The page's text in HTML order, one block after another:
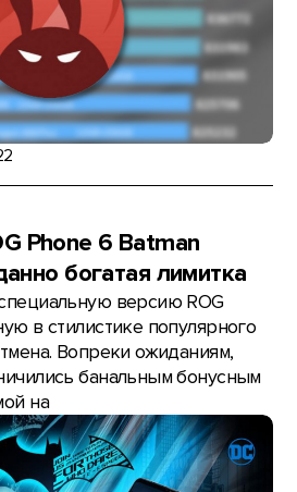
Phone 6 Batman
богатая лимитка
версию ROG
в стилистике популярного
Вопреки ожиданиям,
банальным бонусным
на